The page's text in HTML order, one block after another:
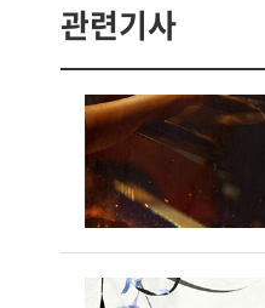
관련기사